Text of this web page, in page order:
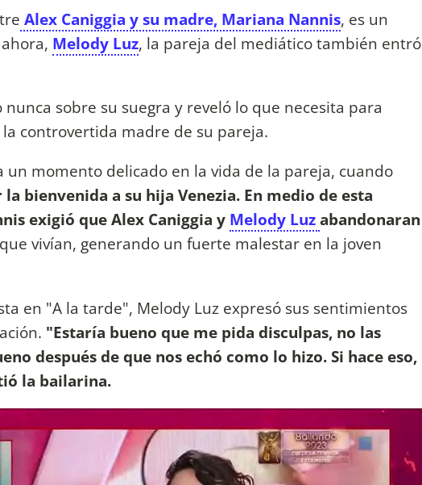
Alex Caniggia y su madre, Mariana Nannis, es un
Melody Luz, la pareja del mediático también entró
sobre su suegra y reveló lo que necesita para
controvertida madre de su pareja.
un momento delicado en la vida de la pareja, cuando
bienvenida a su hija Venezia. En medio de esta
exigió que Alex Caniggia y Melody Luzabandonaran
vivían, generando un fuerte malestar en la joven
en "A la tarde", Melody Luz expresó sus sentimientos
"Estaría bueno que me pida disculpas, no las
después de que nos echó como lo hizo. Si hace eso,
la bailarina.